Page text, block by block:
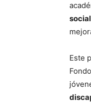
Este